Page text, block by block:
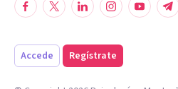
Accede Regístrate